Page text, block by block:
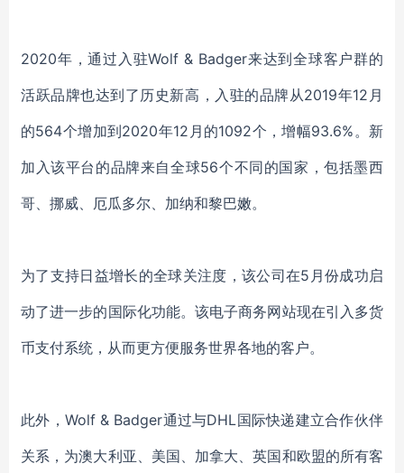
2020年，通过入驻Wolf & Badger来达到全球客户群的
活跃品牌也达到了历史新高，入驻的品牌从2019年12月
的564个增加到2020年12月的1092个，增幅93.6%。新
加入该平台的品牌来自全球56个不同的国家，包括墨西
哥、挪威、厄瓜多尔、加纳和黎巴嫩。
为了支持日益增长的全球关注度，该公司在5月份成功启
动了进一步的国际化功能。 该电子商务网站现在引入多货
币支付系统，从而更方便服务世界各地的客户。
此外， Wolf & Badger通过与DHL国际快递建立合作伙伴
关系 ， 为澳大利亚、美国、加拿大、英国和欧盟的所有客